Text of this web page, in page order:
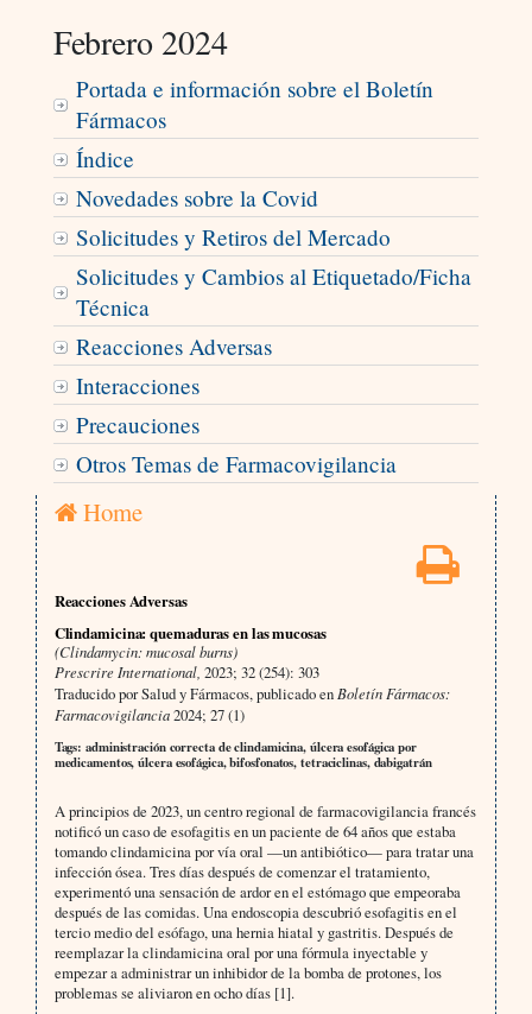
Febrero 2024
Portada e información sobre el Boletín
Fármacos
Índice
Novedades sobre la Covid
Solicitudes y Retiros del Mercado
Solicitudes y Cambios al Etiquetado/Ficha
Técnica
Reacciones Adversas
Interacciones
Precauciones
Otros Temas de Farmacovigilancia
Home
Reacciones Adversas
Clindamicina: quemaduras en las mucosas
(Clindamycin: mucosal burns)
Prescrire International, 2023; 32 (254): 303
Traducido por Salud y Fármacos, publicado en Boletín Fármacos:
Farmacovigilancia2024; 27 (1)
Tags: administración correcta de clindamicina, úlcera esofágica por
medicamentos, úlcera esofágica, bifosfonatos, tetraciclinas, dabigatrán
A principios de 2023, un centro regional de farmacovigilancia francés
notificó un caso de esofagitis en un paciente de 64 años que estaba
tomando clindamicina por vía oral —un antibiótico— para tratar una
infección ósea. Tres días después de comenzar el tratamiento,
experimentó una sensación de ardor en el estómago que empeoraba
después de las comidas. Una endoscopia descubrió esofagitis en el
tercio medio del esófago, una hernia hiatal y gastritis. Después de
reemplazar la clindamicina oral por una fórmula inyectable y
empezar a administrar un inhibidor de la bomba de protones, los
problemas se aliviaron en ocho días [1].